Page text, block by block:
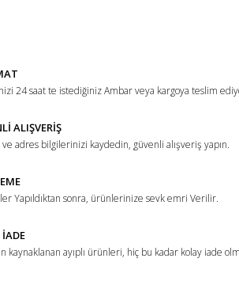
eksik bilgiler bulunuyor.
sitelerden daha pahalı.
farklı alternatifler olmalı.
Gönder
24 saat te istediğiniz Ambar veya kargoya teslim
ALIŞVERİŞ
adres bilgilerinizi kaydedin, güvenli alışveriş yapın.
Yapıldıktan sonra, ürünlerinize sevk emri Verilir.
İADE
kaynaklanan ayıplı ürünleri, hiç bu kadar kolay iade